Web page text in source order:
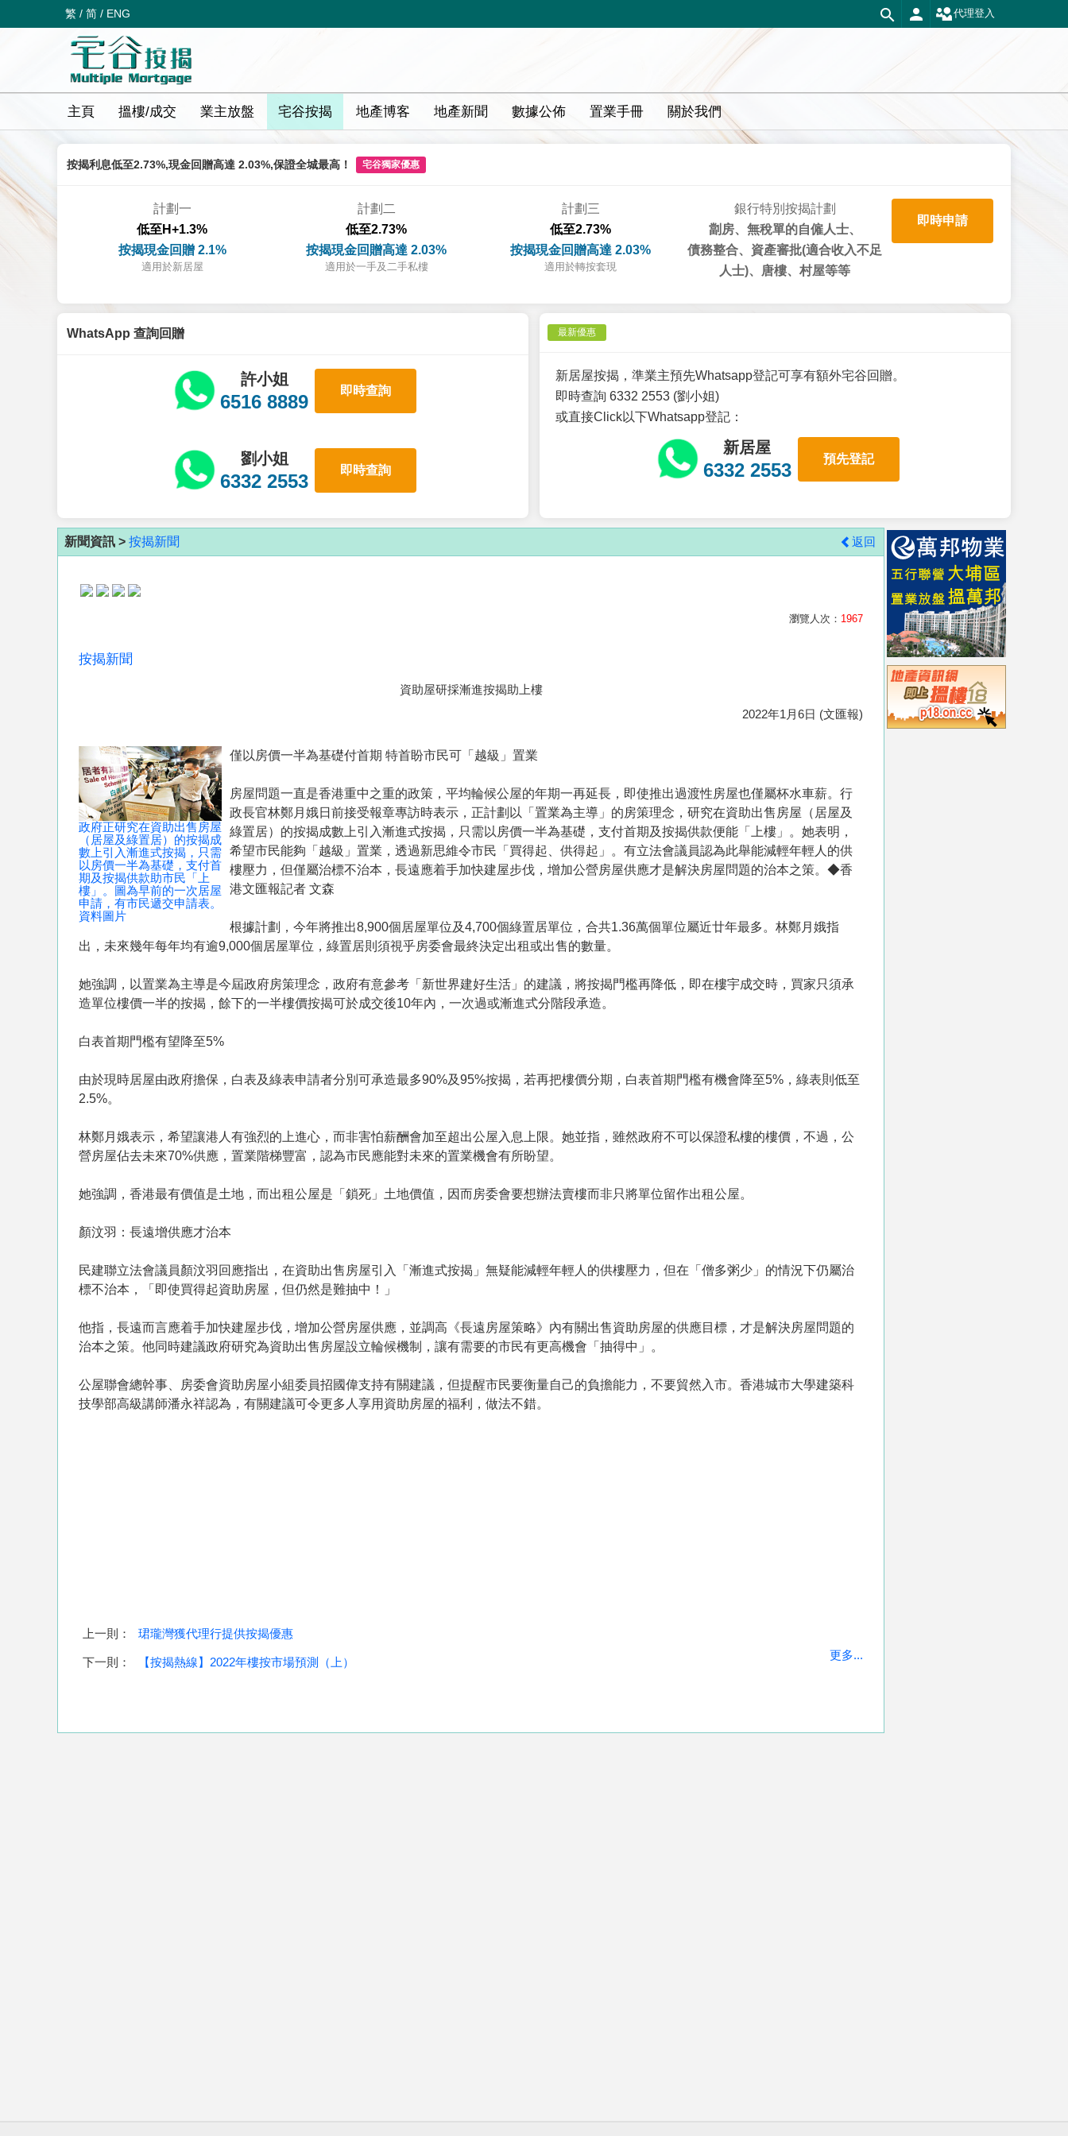
繁 / 简 / ENG 代理登入
主頁 搵樓/成交 業主放盤 宅谷按揭 地產博客 地產新聞 數據公佈 置業手冊 關於我們
按揭利息低至2.73%,現金回贈高達 2.03%,保證全城最高！ 宅谷獨家優惠
計劃一
低至H+1.3%
按揭現金回贈 2.1%
適用於新居屋
計劃二
低至2.73%
按揭現金回贈高達 2.03%
適用於一手及二手私樓
計劃三
低至2.73%
按揭現金回贈高達 2.03%
適用於轉按套現
銀行特別按揭計劃
劏房、無稅單的自僱人士、
債務整合、資產審批(適合收入不足
人士)、唐樓、村屋等等
即時申請
WhatsApp 查詢回贈
許小姐
6516 8889
即時查詢
劉小姐
6332 2553
即時查詢
最新優惠
新居屋按揭，準業主預先Whatsapp登記可享有額外宅谷回贈。
即時查詢 6332 2553 (劉小姐)
或直接Click以下Whatsapp登記：
新居屋
6332 2553
預先登記
新聞資訊 > 按揭新聞 返回
瀏覽人次： 1967
按揭新聞
資助屋研採漸進按揭助上樓
2022年1月6日 (文匯報)
政府正研究在資助出售房屋
（居屋及綠置居）的按揭成
數上引入漸進式按揭，只需
以房價一半為基礎，支付首
期及按揭供款助市民「上
樓」。圖為早前的一次居屋
申請，有市民遞交申請表。
資料圖片
僅以房價一半為基礎付首期 特首盼市民可「越級」置業
房屋問題一直是香港重中之重的政策，平均輪候公屋的年期一再延長，即使推出過渡性房屋也僅屬杯水車薪。行
政長官林鄭月娥日前接受報章專訪時表示，正計劃以「置業為主導」的房策理念，研究在資助出售房屋（居屋及
綠置居）的按揭成數上引入漸進式按揭，只需以房價一半為基礎，支付首期及按揭供款便能「上樓」。她表明，
希望市民能夠「越級」置業，透過新思維令市民「買得起、供得起」。有立法會議員認為此舉能減輕年輕人的供
樓壓力，但僅屬治標不治本，長遠應着手加快建屋步伐，增加公營房屋供應才是解決房屋問題的治本之策。◆香
港文匯報記者 文森
根據計劃，今年將推出8,900個居屋單位及4,700個綠置居單位，合共1.36萬個單位屬近廿年最多。林鄭月娥指
出，未來幾年每年均有逾9,000個居屋單位，綠置居則須視乎房委會最終決定出租或出售的數量。
她強調，以置業為主導是今屆政府房策理念，政府有意參考「新世界建好生活」的建議，將按揭門檻再降低，即在樓宇成交時，買家只須承
造單位樓價一半的按揭，餘下的一半樓價按揭可於成交後10年內，一次過或漸進式分階段承造。
白表首期門檻有望降至5%
由於現時居屋由政府擔保，白表及綠表申請者分別可承造最多90%及95%按揭，若再把樓價分期，白表首期門檻有機會降至5%，綠表則低至
2.5%。
林鄭月娥表示，希望讓港人有強烈的上進心，而非害怕薪酬會加至超出公屋入息上限。她並指，雖然政府不可以保證私樓的樓價，不過，公
營房屋佔去未來70%供應，置業階梯豐富，認為市民應能對未來的置業機會有所盼望。
她強調，香港最有價值是土地，而出租公屋是「鎖死」土地價值，因而房委會要想辦法賣樓而非只將單位留作出租公屋。
顏汶羽：長遠增供應才治本
民建聯立法會議員顏汶羽回應指出，在資助出售房屋引入「漸進式按揭」無疑能減輕年輕人的供樓壓力，但在「僧多粥少」的情況下仍屬治
標不治本，「即使買得起資助房屋，但仍然是難抽中！」
他指，長遠而言應着手加快建屋步伐，增加公營房屋供應，並調高《長遠房屋策略》內有關出售資助房屋的供應目標，才是解決房屋問題的
治本之策。他同時建議政府研究為資助出售房屋設立輪候機制，讓有需要的市民有更高機會「抽得中」。
公屋聯會總幹事、房委會資助房屋小組委員招國偉支持有關建議，但提醒市民要衡量自己的負擔能力，不要貿然入市。香港城市大學建築科
技學部高級講師潘永祥認為，有關建議可令更多人享用資助房屋的福利，做法不錯。
上一則： 珺瓏灣獲代理行提供按揭優惠
下一則： 【按揭熱線】2022年樓按市場預測（上）
更多...